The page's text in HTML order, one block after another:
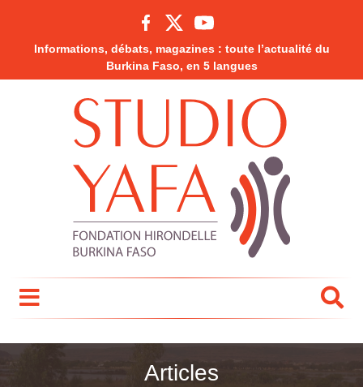
Informations, débats, magazines : toute l’actualité du
Burkina Faso, en 5 langues
Articles